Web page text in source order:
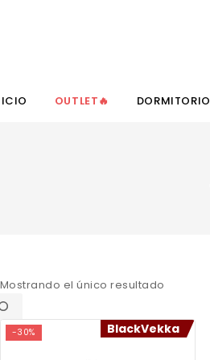
OUTLET🔥 DORMITORIO
Mostrando el único resultado
-30% BlackVekka